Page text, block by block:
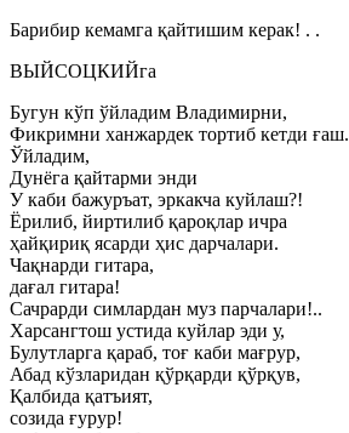
Барибир кемамга қайтишим керак! . .
ВЫЙСОЦКИЙга
Бугун кўп ўйладим Владимирни,
Фикримни ханжардек тортиб кетди ғаш.
Ўйладим,
Дунёга қайтарми энди
У каби бажуръат, эркакча куйлаш?!
Ёрилиб, йиртилиб қароқлар ичра
ҳайқириқ ясарди ҳис дарчалари.
Чақнарди гитара,
дағал гитара!
Сачрарди симлардан муз парчалари!..
Харсангтош устида куйлар эди у,
Булутларга қараб, тоғ каби мағрур,
Абад кўзларидан қўрқарди қўрқув,
Қалбида қатъият,
созида ғурур!